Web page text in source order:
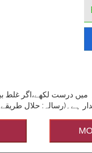
میں درست لکھے،اگر غلط
طریقے سے کمانے کے50 مدنی پھول،مکتبۃ